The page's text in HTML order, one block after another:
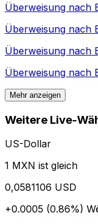
Überweisung nach
Überweisung nach
Überweisung nach
Überweisung nach
Mehr anzeigen
Weitere Live-
US-Dollar
1 MXN ist gleich
0,0581106 USD
+0.0005 (0.86%)